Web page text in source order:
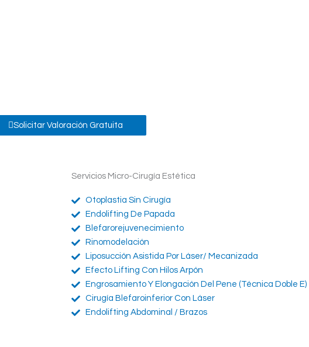
Solicitar Valoración Gratuita
Servicios Micro-Cirugía Estética
Otoplastia Sin Cirugía
Endolifting De Papada
Blefarorejuvenecimiento
Rinomodelación
Liposucción Asistida Por Láser/ Mecanizada
Efecto Lifting Con Hilos Arpón
Engrosamiento Y Elongación Del Pene (técnica Doble E)
Cirugía Blefaroinferior Con Láser
Endolifting Abdominal / Brazos